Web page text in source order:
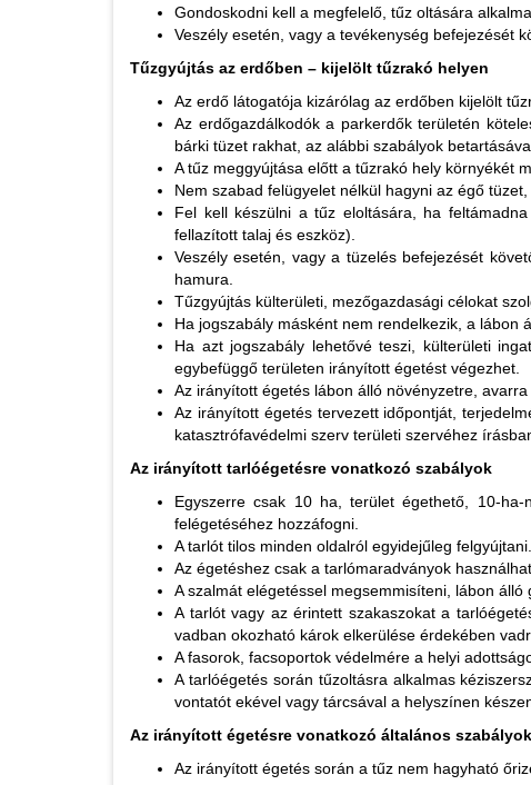
Gondoskodni kell a megfelelő, tűz oltására
Veszély esetén, vagy a tevékenység befejezését
Tűzgyújtás az erdőben – kijelölt tűzrakó helyen
Az erdő látogatója kizárólag az erdőben kijelölt
Az erdőgazdálkodók a parkerdők területén
bárki tüzet rakhat, az alábbi szabályok
A tűz meggyújtása előtt a tűzrakó hely környékét
Nem szabad felügyelet nélkül hagyni az égő
Fel kell készülni a tűz eloltására, ha
fellazított talaj és eszköz).
Veszély esetén, vagy a tüzelés befejezését
hamura.
Tűzgyújtás külterületi, mezőgazdasági célokat
Ha jogszabály másként nem rendelkezik, a lábon
Ha azt jogszabály lehetővé teszi, külterületi
egybefüggő területen irányított égetést végezhet.
Az irányított égetés lábon álló növényzetre,
Az irányított égetés tervezett időpontját,
katasztrófavédelmi szerv területi szervéhez
Az irányított tarlóégetésre vonatkozó szabályok
Egyszerre csak 10 ha, terület égethető, 10-
felégetéséhez hozzáfogni.
A tarlót tilos minden oldalról egyidejűleg felgyújtani.
Az égetéshez csak a tarlómaradványok
A szalmát elégetéssel megsemmisíteni, lábon álló
A tarlót vagy az érintett szakaszokat a
vadban okozható károk elkerülése érdekében
A fasorok, facsoportok védelmére a helyi
A tarlóégetés során tűzoltásra alkalmas
vontatót ekével vagy tárcsával a helyszínen
Az irányított égetésre vonatkozó általános szabályok
Az irányított égetés során a tűz nem hagyható